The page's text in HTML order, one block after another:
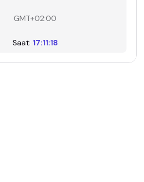
GMT+02:00
Saat: 17:11:19